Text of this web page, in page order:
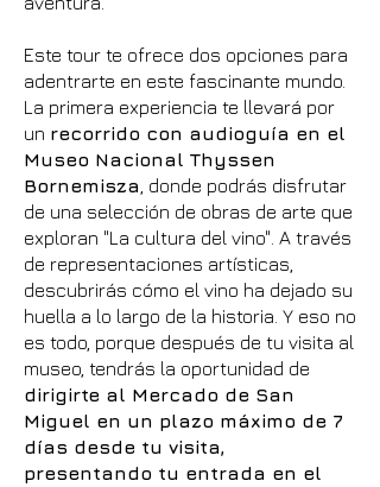
Este tour te ofrece dos opciones para
adentrarte en este fascinante mundo.
La primera experiencia te llevará por
un recorrido con audioguía en el
Museo Nacional Thyssen
Bornemisza , donde podrás disfrutar
de una selección de obras de arte que
exploran "La cultura del vino". A través
de representaciones artísticas,
descubrirás cómo el vino ha dejado su
huella a lo largo de la historia. Y eso no
es todo, porque después de tu visita al
museo, tendrás la oportunidad de
dirigirte al Mercado de San
Miguel en un plazo máximo de 7
días desde tu visita,
presentando tu entrada en el